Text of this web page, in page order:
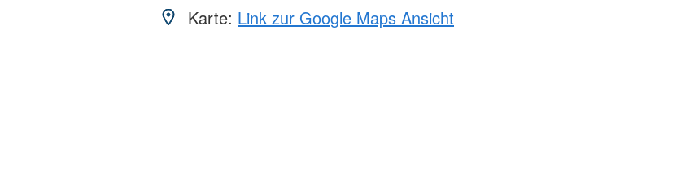
Karte: Link zur Google Maps Ansicht